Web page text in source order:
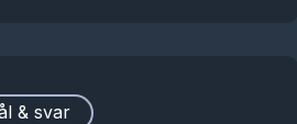
& svar